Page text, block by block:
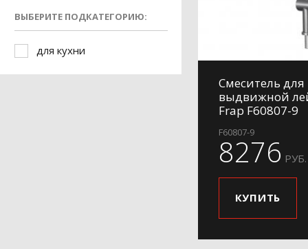
ВЫБЕРИТЕ ПОДКАТЕГОРИЮ:
для кухни
Смеситель для
выдвижной
Frap F60807-9
F60807-9
8276 РУБ.
КУПИТЬ